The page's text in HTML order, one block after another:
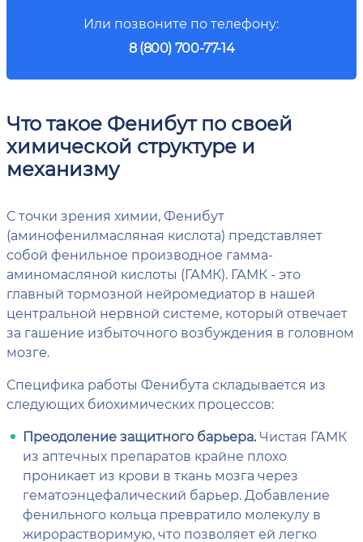
Или позвоните по телефону:
8 (800) 700-77-14
Что такое Фенибут по своей
химической структуре и
механизму
С точки зрения химии, Фенибут
(аминофенилмасляная кислота) представляет
собой фенильное производное гамма-
аминомасляной кислоты (ГАМК). ГАМК - это
главный тормозной нейромедиатор в нашей
центральной нервной системе, который отвечает
за гашение избыточного возбуждения в головном
мозге.
Специфика работы Фенибута складывается из
следующих биохимических процессов:
Преодоление защитного барьера.Чистая ГАМК
из аптечных препаратов крайне плохо
проникает из крови в ткань мозга через
гематоэнцефалический барьер. Добавление
фенильного кольца превратило молекулу в
жирорастворимую, что позволяет ей легко